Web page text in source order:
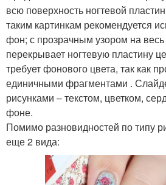
всю поверхность ногтевой
таким картинкам рекомендуется
фон; с прозрачным узором на весь
перекрывает ногтевую пластину
требует фонового цвета, так как
единичными фрагментами .
рисунками – текстом, цветком,
фоне.
Помимо разновидностей по типу
еще 2 вида: